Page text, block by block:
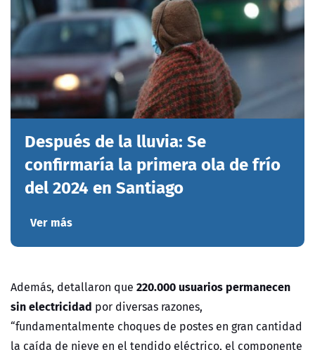
Después de la lluvia: Se
confirmaría la primera ola de frío
del 2024 en Santiago
Ver más
Además, detallaron que 220.000 usuarios permanecen
sin electricidad por diversas razones,
“fundamentalmente choques de postes en gran cantidad
la caída de nieve en el tendido eléctrico, el componente